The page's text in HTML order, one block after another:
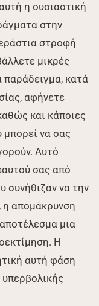
η ουσιαστική
στην
στροφή
μικρές
παράδειγμα, κατά
αφήνετε
και κάποιες
μπορεί να σας
Αυτό
σας από
συνήθιζαν να την
η απομάκρυνση
μια
Η
αυτή φάση